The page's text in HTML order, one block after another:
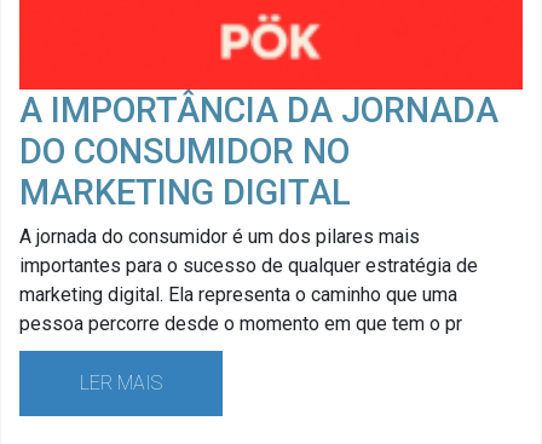
A IMPORTÂNCIA DA JORNADA
DO CONSUMIDOR NO
MARKETING DIGITAL
A jornada do consumidor é um dos pilares mais
importantes para o sucesso de qualquer estratégia de
marketing digital. Ela representa o caminho que uma
pessoa percorre desde o momento em que tem o pr
LER MAIS